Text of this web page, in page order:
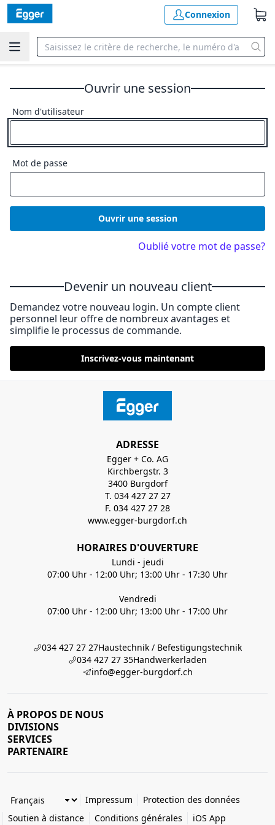
Connexion
Ouvrir une session
Nom d'utilisateur
Mot de passe
Ouvrir une session
Oublié votre mot de passe?
Devenir un nouveau client
Demandez votre nouveau login. Un compte client
personnel leur offre de nombreux avantages et
simplifie le processus de commande.
Inscrivez-vous maintenant
ADRESSE
Egger + Co. AG
Kirchbergstr. 3
3400 Burgdorf
T. 034 427 27 27
F. 034 427 27 28
www.egger-burgdorf.ch
HORAIRES D'OUVERTURE
Lundi - jeudi
07:00 Uhr - 12:00 Uhr; 13:00 Uhr - 17:30 Uhr
Vendredi
07:00 Uhr - 12:00 Uhr; 13:00 Uhr - 17:00 Uhr
034 427 27 27Haustechnik / Befestigungstechnik
034 427 27 35Handwerkerladen
info@egger-burgdorf.ch
À PROPOS DE NOUS
DIVISIONS
SERVICES
PARTENAIRE
Impressum
Protection des données
Soutien à distance
Conditions générales
iOS App